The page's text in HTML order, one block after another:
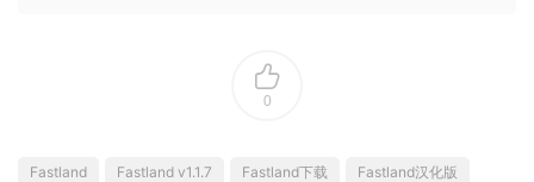
0
Fastland Fastland v1.1.7 Fastland下载
Fastland汉化版